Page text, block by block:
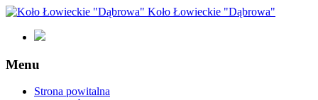
Koło Łowieckie "Dąbrowa"
Menu
Strona powitalna